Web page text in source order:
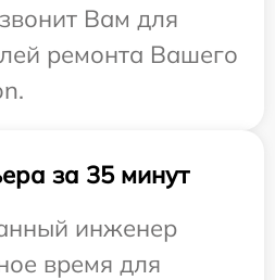
Вам для
ремонта Вашего
за 35 минут
инженер
время для